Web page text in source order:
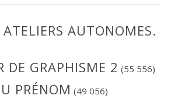
ATELIERS AUTONOMES.
DE GRAPHISME 2 (55 556)
PRÉNOM (49 056)